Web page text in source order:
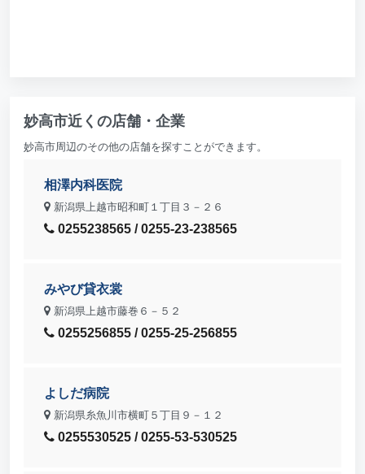
妙高市近くの店舗・企業
妙高市周辺のその他の店舗を探すことができます。
相澤内科医院
新潟県上越市昭和町１丁目３－２６
0255238565 / 0255-23-238565
みやび貸衣裳
新潟県上越市藤巻６－５２
0255256855 / 0255-25-256855
よしだ病院
新潟県糸魚川市横町５丁目９－１２
0255530525 / 0255-53-530525